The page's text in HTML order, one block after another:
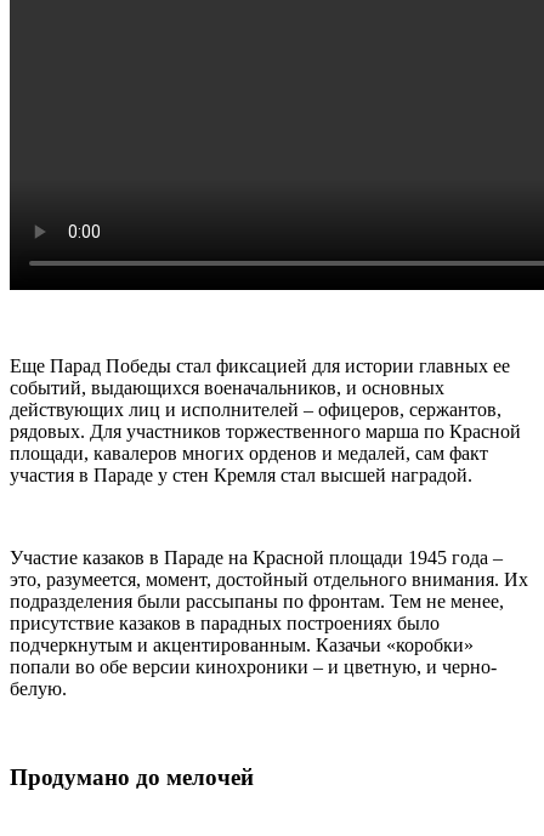
Еще Парад Победы стал фиксацией для истории главных ее
событий, выдающихся военачальников, и основных
действующих лиц и исполнителей – офицеров, сержантов,
рядовых. Для участников торжественного марша по Красной
площади, кавалеров многих орденов и медалей, сам факт
участия в Параде у стен Кремля стал высшей наградой.
Участие казаков в Параде на Красной площади 1945 года –
это, разумеется, момент, достойный отдельного внимания. Их
подразделения были рассыпаны по фронтам. Тем не менее,
присутствие казаков в парадных построениях было
подчеркнутым и акцентированным. Казачьи «коробки»
попали во обе версии кинохроники – и цветную, и черно-
белую.
Продумано до мелочей